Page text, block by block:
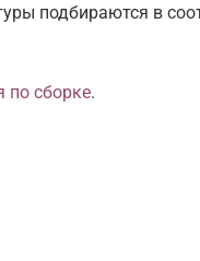
подбираются в
по сборке.